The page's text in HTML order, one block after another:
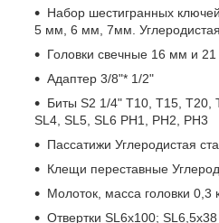
Набор шестигранных
5 мм, 6 мм, 7мм.
Головки свечные 16 мм и
Адаптер 3/8"* 1/2"
Биты S2 1/4" Т10, Т15, Т20,
SL4, SL5, SL6 PH1, PH2, PH3
Пассатижи Углеродистая
Клещи переставные
Молоток, масса головки 0,3
Отвертки SL6х100;